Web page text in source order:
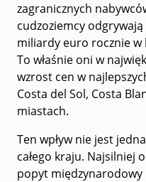
zagranicznych
cudzoziemcy
miliardy euro rocznie
To właśnie oni w
wzrost cen w
Costa del Sol, Costa
miastach.
Ten wpływ nie jest
całego kraju. Najsilniej
popyt